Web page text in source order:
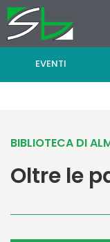
Vai
al
contenuto
EVENTI
BIBLIOTECA DI
Oltre le